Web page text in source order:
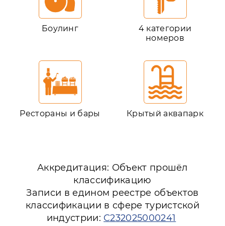
Боулинг
4 категории
номеров
Рестораны и бары Крытый аквапарк
Аккредитация: Объект прошёл
классификацию
Записи в едином реестре объектов
классификации в сфере туристской
индустрии: С232025000241